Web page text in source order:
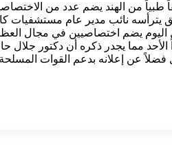
طبياً من الهند يضم عدد من
نائب مدير عام مستشفيات
اليوم يضم اختصاصيين في مجال
مما يجدر ذكره أن دكتور جلال
فضلاً عن إعلانه بدعم القوات